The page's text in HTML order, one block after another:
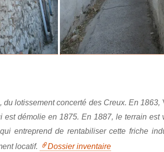
lotissement concerté des Creux. En 1863,
est démolie en 1875. En 1887, le terrain est
entreprend de rentabiliser cette friche
locatif.
Dossier inventaire